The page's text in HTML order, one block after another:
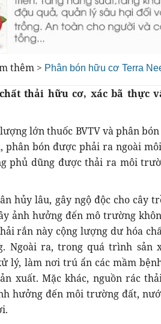
thêm > Phân bón hữu cơ Terra
thải hữu cơ, xác bã thực
lớn thuốc BVTV và phân bón
bón được phải ra ngoài
phủ dũng được thải ra môi
lâu, gây ngộ độc cho cây
ảnh hưởng đến mô trường
rắn này cộng lượng dư hóa
Ngoài ra, trong quá trình sản
lý, làm nơi trú ẩn các mầm
xuất. Mặc khác, nguồn rác
hưởng đến môi trường đất,